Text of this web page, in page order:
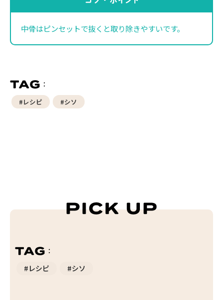
中骨はピンセットで抜くと取り除きやすいです。
#レシピ #シソ
#レシピ #シソ